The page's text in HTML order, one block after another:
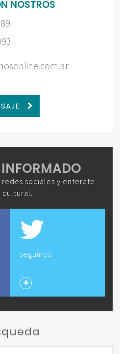
NOSTROS
redes sociales y enterate
cultural.
seguinos